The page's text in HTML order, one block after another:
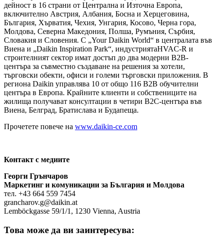
дейност в 16 страни от Централна и Източна Европа,
включително Австрия, Албания, Босна и Херцеговина,
България, Хърватия, Чехия, Унгария, Косово, Черна гора,
Молдова, Северна Македония, Полша, Румъния, Сърбия,
Словакия и Словения. С „Your Daikin World“ в централата във
Виена и „Daikin Inspiration Park“, индустриятаHVAC-R и
строителният сектор имат достъп до два модерни B2B-
центъра за съвместно създаване на решения за хотели,
търговски обекти, офиси и големи търговски приложения. В
региона Daikin управлява 10 от общо 116 B2B обучителни
центъра в Европа. Крайните клиенти и собствениците на
жилища получават консултации в четири B2C-центъра във
Виена, Белград, Братислава и Будапеща.
Прочетете повече на www.daikin-ce.com
Контакт с медиите
Георги Грънчаров
Маркетинг и комуникации за България и Молдова
тел. +43 664 559 7454
grancharov.g@daikin.at
Lemböckgasse 59/1/1, 1230 Vienna, Austria
Това може да ви заинтересува: